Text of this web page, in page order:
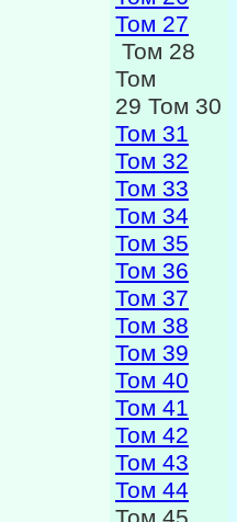
Том 27
Том 28
Том
29 Том 30
Том 31
Том 32
Том 33
Том 34
Том 35
Том 36
Том 37
Том 38
Том 39
Том 40
Том 41
Том 42
Том 43
Том 44